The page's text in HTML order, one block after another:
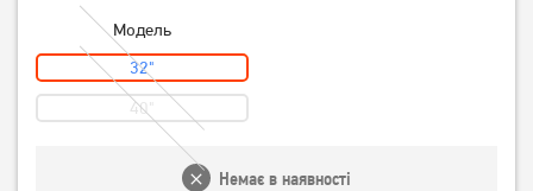
Модель
32"
40"
Немає в наявності